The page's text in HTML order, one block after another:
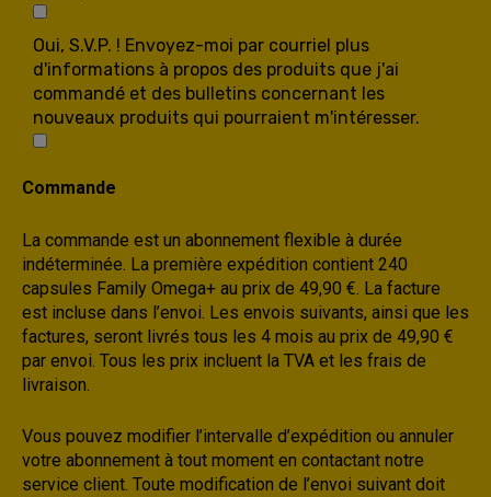
Oui, S.V.P. ! Envoyez-moi par courriel plus
d'informations à propos des produits que j'ai
commandé et des bulletins concernant les
nouveaux produits qui pourraient m'intéresser.
Commande
La commande est un abonnement flexible à durée
indéterminée. La première expédition contient 240
capsules Family Omega+ au prix de 49,90 €. La facture
est incluse dans l’envoi. Les envois suivants, ainsi que les
factures, seront livrés tous les 4 mois au prix de 49,90 €
par envoi. Tous les prix incluent la TVA et les frais de
livraison.
Vous pouvez modifier l’intervalle d’expédition ou annuler
votre abonnement à tout moment en contactant notre
service client. Toute modification de l’envoi suivant doit